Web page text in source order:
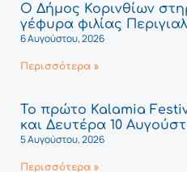
Ο Δήμος Κορινθίων
γέφυρα φιλίας
6 Αυγούστου, 2026
Περισσότερα »
Το πρώτο Kalamia
και Δευτέρα 10
5 Αυγούστου, 2026
Περισσότερα »